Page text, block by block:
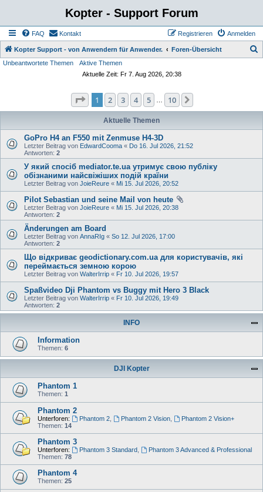
Kopter - Support Forum
FAQ Kontakt Anmelden
Registrieren
Kopter Support - von Anwendern für Anwender. Foren-Übersicht
Unbeantwortete Themen
Aktive Themen
Aktuelle Zeit: Fr 7. Aug 2026, 20:38
Seite 1von 10
1 2 3 4 5 10
Aktuelle Themen
GoPro H4 an F550 mit Zenmuse H4-3D
Letzter Beitrag von EdwardCooma « Do 16. Jul 2026, 21:52
Antworten: 2
У який спосіб mediator.te.ua утримує свою публіку
обізнаними найсвіжіших подій країни
Letzter Beitrag von JoieReure « Mi 15. Jul 2026, 20:52
Pilot Sebastian und seine Mail von heute
Letzter Beitrag von JoieReure « Mi 15. Jul 2026, 20:38
Antworten: 2
Änderungen am Board
Letzter Beitrag von AnnaRIg « So 12. Jul 2026, 17:00
Antworten: 2
Що відкриває geodictionary.com.ua для користувачів, які
переймається земною корою
Letzter Beitrag von WalterIrrip « Fr 10. Jul 2026, 19:57
Spaßvideo Dji Phantom vs Buggy mit Hero 3 Black
Letzter Beitrag von WalterIrrip « Fr 10. Jul 2026, 19:49
Antworten: 2
INFO
Information
Themen: 6
DJI Kopter
Phantom 1
Themen: 1
Phantom 2
Unterforen: Phantom 2, Phantom 2 Vision,
Phantom 2 Vision+
Themen: 14
Phantom 3
Unterforen: Phantom 3 Standard,
Phantom 3 Advanced & Professional
Themen: 78
Phantom 4
Themen: 25